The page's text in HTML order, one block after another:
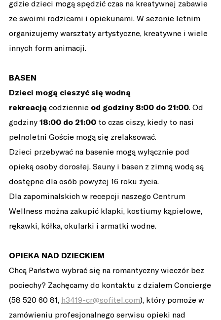
gdzie dzieci mogą spędzić czas na kreatywnej zabawie
ze swoimi rodzicami i opiekunami. W sezonie letnim
organizujemy warsztaty artystyczne, kreatywne i wiele
innych form animacji.
BASEN
Dzieci mogą cieszyć się wodną
rekreacjącodziennie od godziny 8:00 do 21:00. Od
godziny 18:00 do 21:00to czas ciszy, kiedy to nasi
pełnoletni Goście mogą się zrelaksować.
Dzieci przebywać na basenie mogą wyłącznie pod
opieką osoby dorosłej. Sauny i basen z zimną wodą są
dostępne dla osób powyżej 16 roku życia.
Dla zapominalskich w recepcji naszego Centrum
Wellness można zakupić klapki, kostiumy kąpielowe,
rękawki, kółka, okularki i armatki wodne.
OPIEKA NAD DZIECKIEM
Chcą Państwo wybrać się na romantyczny wieczór bez
pociechy? Zachęcamy do kontaktu z działem Concierge
(58 520 60 81, h3419-cr@sofitel.com), który pomoże w
zamówieniu profesjonalnego serwisu opieki nad